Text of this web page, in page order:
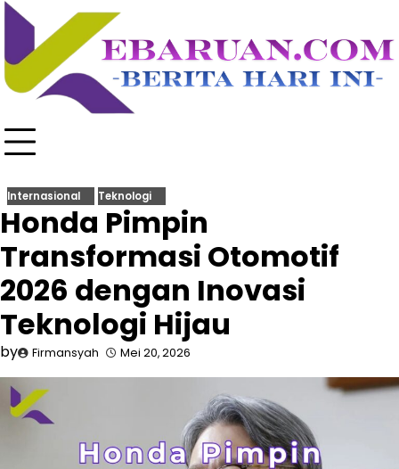
Skip
content
Internasional Teknologi
Honda Pimpin
Transformasi Otomotif
2026 dengan Inovasi
Teknologi Hijau
by Firmansyah Mei 20, 2026